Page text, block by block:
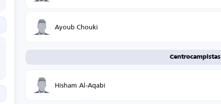
Ayoub Chouki
Centrocampistas
Hisham Al-Aqabi